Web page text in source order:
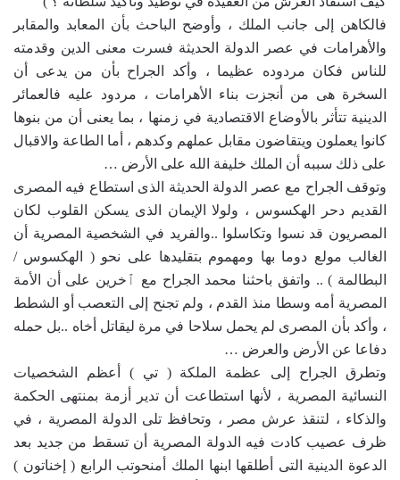
فالكاهن إلى جانب الملك ، وأوضح الباحث بأن المعابد والمقابر
والأهرامات في عصر الدولة الحديثة فسرت معنى الدين وقدمته
للناس فكان مردوده عظيما ، وأكد الجراح بأن من يدعى أن
السخرة هى من أنجزت بناء الأهرامات ، مردود عليه فالعمائر
الدينية تتأثر بالأوضاع الاقتصادية في زمنها ، بما يعنى أن من بنوها
كانوا يعملون ويتقاضون مقابل عملهم وكدهم ، أما الطاعة والاقبال
على ذلك سببه أن الملك خليفة الله على الأرض …
وتوقف الجراح مع عصر الدولة الحديثة الذى استطاع فيه المصرى
القديم دحر الهكسوس ، ولولا الإيمان الذى يسكن القلوب لكان
المصريون قد نسوا وتكاسلوا ..والفريد في الشخصية المصرية أن
الغالب مولع دوما بها ومهموم بتقليدها على نحو ( الهكسوس /
البطالمة ) .. واتفق باحثنا محمد الجراح مع ٱخرين على أن الأمة
المصرية أمه وسطا منذ القدم ، ولم تجنح إلى التعصب أو الشطط
، وأكد بأن المصرى لم يحمل سلاحا في مرة ليقاتل أخاه ..بل حمله
دفاعا عن الأرض والعرض …
وتطرق الجراح إلى عظمة الملكة ( تي ) أعظم الشخصيات
النسائية المصرية ، لأنها استطاعت أن تدير أزمة بمنتهى الحكمة
والذكاء ، لتنقذ عرش مصر ، وتحافظ تلى الدولة المصرية ، في
ظرف عصيب كادت فيه الدولة المصرية أن تسقط من جديد بعد
الدعوة الدينية التى أطلقها ابنها الملك أمنحوتب الرابع ( إخناتون )